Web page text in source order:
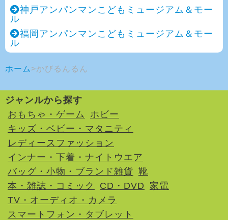
神戸アンパンマンこどもミュージアム＆モー
ル
福岡アンパンマンこどもミュージアム＆モー
ル
ホーム かびるんるん
ジャンルから探す
おもちゃ・ゲーム
ホビー
キッズ・ベビー・マタニティ
レディースファッション
インナー・下着・ナイトウエア
バッグ・小物・ブランド雑貨 靴
本・雑誌・コミック
CD・DVD
家電
TV・オーディオ・カメラ
スマートフォン・タブレット